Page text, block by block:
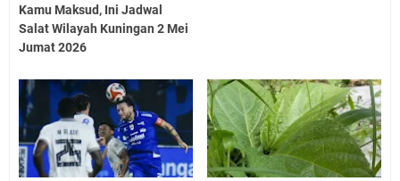
Kamu Maksud, Ini Jadwal
Salat Wilayah Kuningan 2 Mei
Jumat 2026